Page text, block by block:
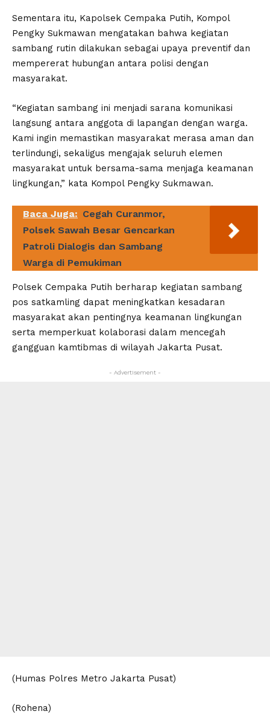
Sementara itu, Kapolsek Cempaka Putih, Kompol
Pengky Sukmawan mengatakan bahwa kegiatan
sambang rutin dilakukan sebagai upaya preventif dan
mempererat hubungan antara polisi dengan
masyarakat.
“Kegiatan sambang ini menjadi sarana komunikasi
langsung antara anggota di lapangan dengan warga.
Kami ingin memastikan masyarakat merasa aman dan
terlindungi, sekaligus mengajak seluruh elemen
masyarakat untuk bersama-sama menjaga keamanan
lingkungan,” kata Kompol Pengky Sukmawan.
Baca Juga: Cegah Curanmor,
Polsek Sawah Besar Gencarkan
Patroli Dialogis dan Sambang
Warga di Pemukiman
Polsek Cempaka Putih berharap kegiatan sambang
pos satkamling dapat meningkatkan kesadaran
masyarakat akan pentingnya keamanan lingkungan
serta memperkuat kolaborasi dalam mencegah
gangguan kamtibmas di wilayah Jakarta Pusat.
- Advertisement -
(Humas Polres Metro Jakarta Pusat)
(Rohena)